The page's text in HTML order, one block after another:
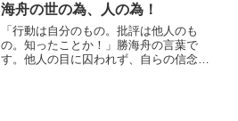
海舟の世の為、人の為！
「行動は自分のもの。批評は他人のも
の。知ったことか！」勝海舟の言葉で
す。他人の目に囚われず、自らの信念に